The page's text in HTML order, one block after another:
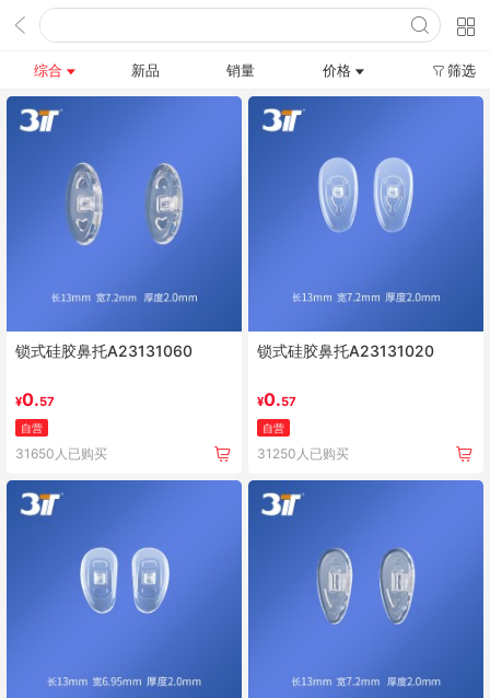
综合 新品 销量 价格 筛选
锁式硅胶鼻托A23131060
¥0.57
自营
31650人已购买
锁式硅胶鼻托A23131020
¥0.57
自营
31250人已购买